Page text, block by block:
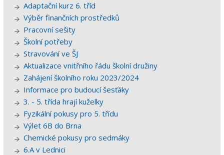
Adaptační kurz 6. tříd
Výběr finančních prostředků
Pracovní sešity
Školní potřeby
Stravování ve ŠJ
Aktualizace vnitřního řádu školní družiny
Zahájení školního roku 2023/2024
Informace pro budoucí šesťáky
3. - 5. třída hrají kuželky
Fyzikální pokusy pro 5. třídu
Výlet 6B do Brna
Chemické pokusy pro sedmáky
6.A v Lednici